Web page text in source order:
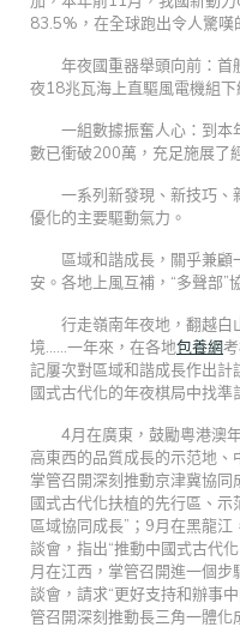
83.5%，在全球跑出令人驚嘆
年夜國重器舉頭向前：首
夜18兆瓦海上直驅風電機組下
一組數據振奮人心：到本
數已衝破200萬，充足施展了
一系列新發現、新技巧、
優化的主要驅動氣力。
區域和諧成長，關乎兼顧
安。各地上風互補，“多聲部”
行走嶺南年夜地，翻越白
境……一年來，在各地包養網
記屢次對區域和諧成長作出計
國式古代化的年夜棋局中找準
4月在廣東，鼓勵粵港澳
高東西的品質成長的示范地、
掌管召開深刻推動京津冀協同
國式古代化扶植的先行區、示
區域協同成長”；9月在黑龍
談會，指出“推動中國式古代
月在江西，掌管召開進一個
談會，請求“更好支持和辦事
管召開深刻推動長三角一體化